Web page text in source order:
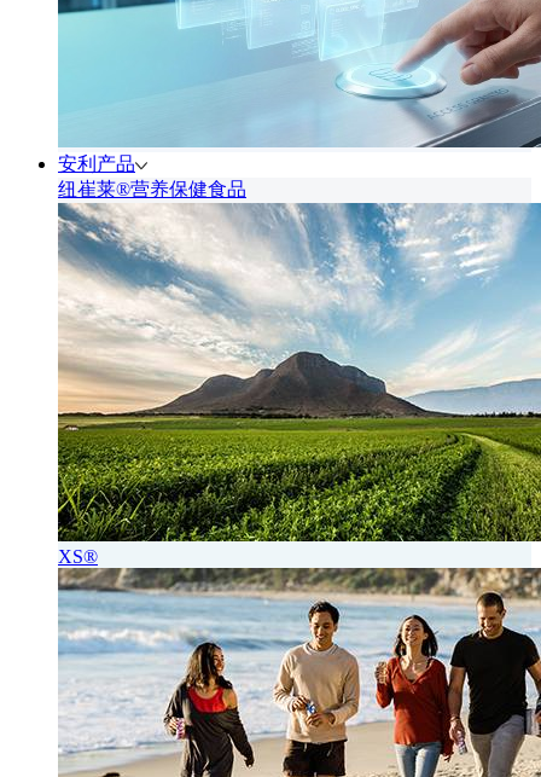
安利产品
纽崔莱®营养保健食品
XS®